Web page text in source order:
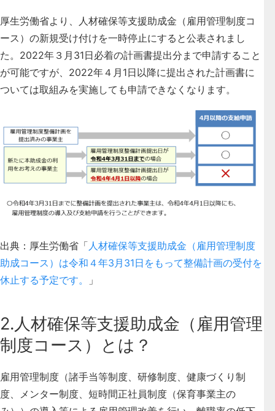
厚生労働省より、人材確保等支援助成金（雇用管理制度コ
ース）の新規受け付けを一時停止にすると公表されまし
た。2022年３月31日必着の計画書提出分まで申請すること
が可能ですが、2022年４月1日以降に提出された計画書に
ついては取組みを実施しても申請できなくなります。
出典：厚生労働省「 人材確保等支援助成金（雇用管理制度
助成コース）は令和４年3月31日をもって整備計画の受付を
休止する予定です。
」
2.人材確保等支援助成金（雇用管理
制度コース）とは？
雇用管理制度（諸手当等制度、研修制度、健康づくり制
度、メンター制度、短時間正社員制度（保育事業主の